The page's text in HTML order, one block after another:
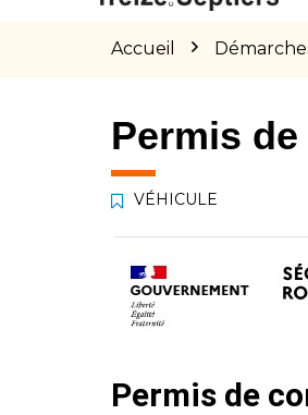
Accueil
Permis
VÉHICULE
Permis de